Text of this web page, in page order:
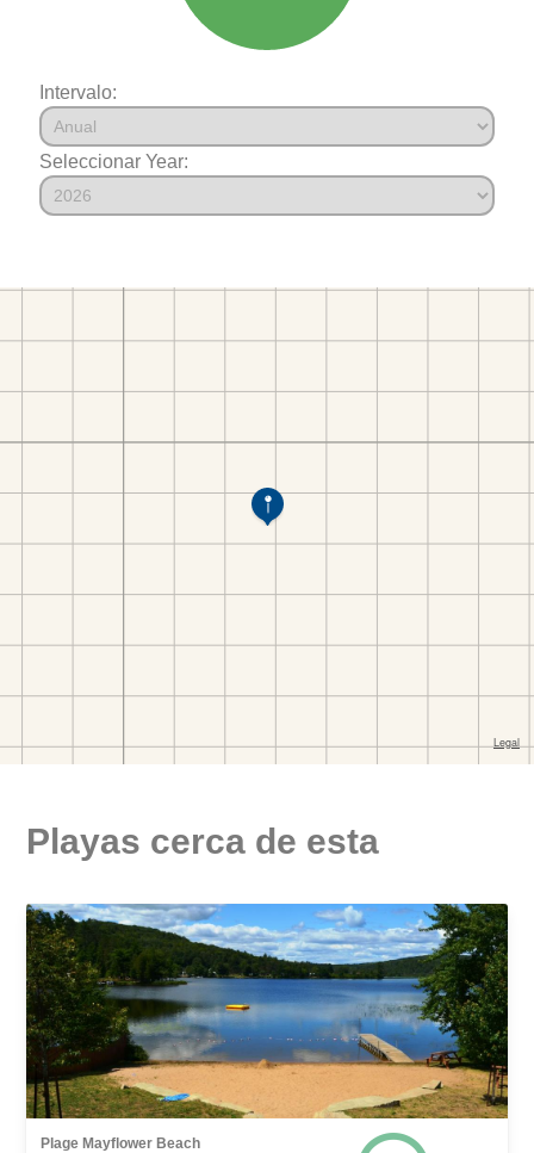
Intervalo:
Seleccionar Year:
Playas cerca de esta
Plage Mayflower Beach